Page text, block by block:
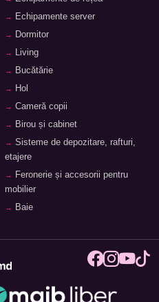
Echipamente server
Dormitor
Living
Bucătărie
Hol
Cameră copii
Birou și cabinet
Sisteme de depozitare, rafturi,
etajere
Feronerie și accesorii pentru
mobilier
Baie